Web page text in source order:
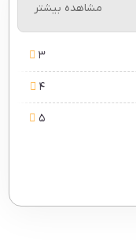
مشاهده بیشتر
3
4
5